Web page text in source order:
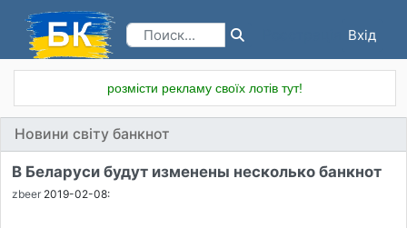
Вхід
розмісти рекламу своїх лотів тут!
Новини світу банкнот
В Беларуси будут изменены несколько банкнот
zbeer 2019-02-08: